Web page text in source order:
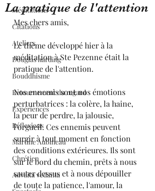
Méditations
Citations
Ateliers
Douglas harding
Bouddhisme
Retournement du regard
Expériences
Réflexions
Martine Aubineau
Chrétien
Advaita vedanta
La pratique de l'attention
Mes chers amis,
Le thème développé hier à la
méditation à Ste Pezenne était la
pratique de l'attention.
Nos ennemis sont nos émotions
perturbatrices : la colère, la haine,
la peur de perdre, la jalousie,
l'orgueil. Ces ennemis peuvent
surgir à tout moment en fonction
des conditions extérieures. Ils sont
sur le bord du chemin, prêts à nous
sauter dessus et à nous dépouiller
de toute la patience, l'amour, la